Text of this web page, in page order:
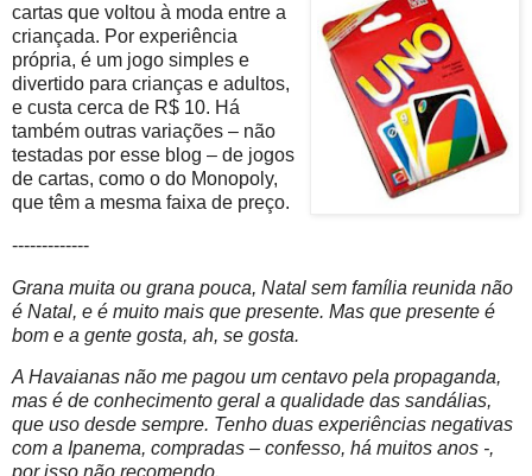
cartas que voltou à moda entre a
criançada. Por experiência
própria, é um jogo simples e
divertido para crianças e adultos,
e custa cerca de R$ 10. Há
também outras variações – não
testadas por esse blog – de jogos
de cartas, como o do Monopoly,
que têm a mesma faixa de preço.
-------------
Grana muita ou grana pouca, Natal sem família reunida não
é Natal, e é muito mais que presente. Mas que presente é
bom e a gente gosta, ah, se gosta.
A Havaianas não me pagou um centavo pela propaganda,
mas é de conhecimento geral a qualidade das sandálias,
que uso desde sempre. Tenho duas experiências negativas
com a Ipanema, compradas – confesso, há muitos anos -,